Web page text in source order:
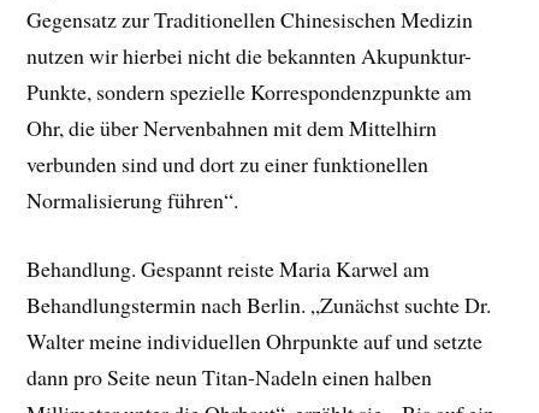
Gegensatz zur Traditionellen Chinesischen Medizin
nutzen wir hierbei nicht die bekannten Akupunktur-
Punkte, sondern spezielle Korrespondenzpunkte am
Ohr, die über Nervenbahnen mit dem Mittelhirn
verbunden sind und dort zu einer funktionellen
Normalisierung führen“.
Behandlung. Gespannt reiste Maria Karwel am
Behandlungstermin nach Berlin. „Zunächst suchte Dr.
Walter meine individuellen Ohrpunkte auf und setzte
dann pro Seite neun Titan-Nadeln einen halben